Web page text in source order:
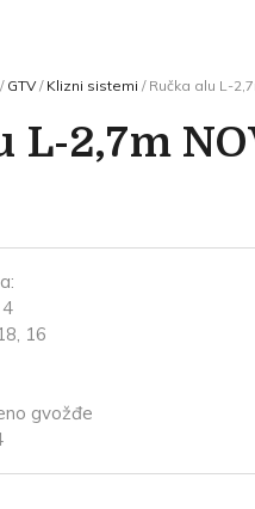
/ GTV/ Klizni sistemi / Ručka alu L-
L-2,7m
16
gvožđe